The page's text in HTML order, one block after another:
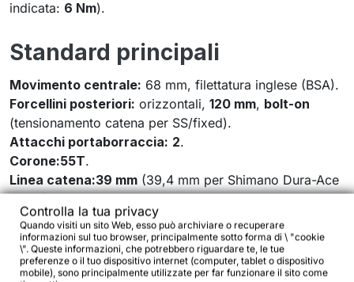
indicata: 6 Nm).
Standard principali
Movimento centrale: 68 mm, filettatura inglese (BSA).
Forcellini posteriori: orizzontali, 120 mm, bolt-on
(tensionamento catena per SS/fixed).
Attacchi portaborraccia: 2.
Corone:55T.
Linea catena:39 mm (39,4 mm per Shimano Dura-Ace
Track).
Serie sterzo inclusa:Ritchey WCS
stack 16 mm; lowerIS42/30).
Controlla la tua privacy
Quando visiti un sito Web, esso può archiviare o recuperare
informazioni sul tuo browser, principalmente sotto forma di \ "cookie
\". Queste informazioni, che potrebbero riguardare te, le tue
preferenze o il tuo dispositivo internet (computer, tablet o dispositivo
mobile), sono principalmente utilizzate per far funzionare il sito come